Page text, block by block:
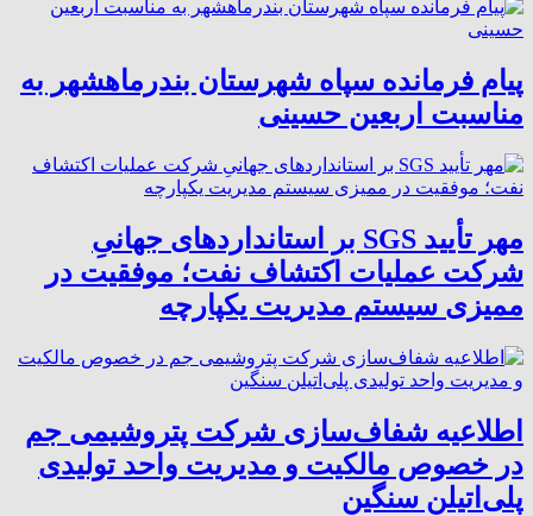
پیام فرمانده سپاه شهرستان بندرماهشهر به
مناسبت اربعین حسینی
مهر تأیید SGS بر استانداردهای جهانیِ
شرکت عملیات اکتشاف نفت؛ موفقیت در
ممیزی سیستم مدیریت یکپارچه
اطلاعیه شفاف‌سازی شرکت پتروشیمی جم
در خصوص مالکیت و مدیریت واحد تولیدی
پلی‌اتیلن سنگین